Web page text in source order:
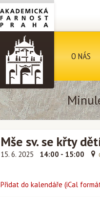
O NÁS
Mše sv. se křty
15. 6. 2025 14:00 - 15:00
Přidat do kalendáře (iCal